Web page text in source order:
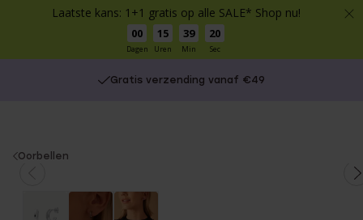
Laatste kans: 1+1 gratis op alle SALE* Shop nu!
00
Dagen
15
Uren
39
Min
20
Sec
Gratis verzending vanaf €49
You
Oorbellen